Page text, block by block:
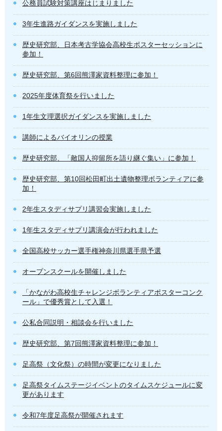
公務員試験対策講座はじまりました
3年生進路ガイダンスを実施しました
歴史研究部、日本考古学協会高校生ポスターセッションに
参加！
歴史研究部、第6回熊澤家資料整理に参加！
2025年度体育祭を行いました
1年生文理選択ガイダンスを実施しました
講師によるバイオリンの授業
歴史研究部、「敵国人抑留所を語り継ぐ集い」に参加！
歴史研究部、第10回松田町出土遺物整理ボランティアに参
加！
2年生スタディサプリ講習会実施しました
1年生スタディサプリ講演会が行われました
全国高校サッカー選手権神奈川県選手県予選
オープンスクールを開催しました
「かながわ高校生チャレンジボランティアポスターコンク
ール」で優秀賞として入選！
公私合同説明・相談会を行いました
歴史研究部、第7回熊澤家資料整理に参加！
足高祭（文化祭）の時間が変更になりました
足高祭タイムステージイベントのタイムスケジュールに変
更があります
令和7年度足高祭が開催されます